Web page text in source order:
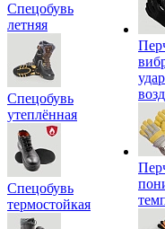
Спецобувь
летняя
Спецобувь
утеплённая
Спецобувь
термостойкая